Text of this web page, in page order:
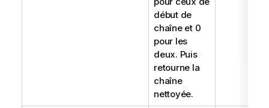
début de
chaîne et 0
pour les
deux. Puis
retourne la
chaîne
nettoyée.